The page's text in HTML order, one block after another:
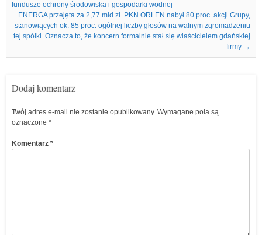
fundusze ochrony środowiska i gospodarki wodnej
ENERGA przejęta za 2,77 mld zł. PKN ORLEN nabył 80 proc. akcji Grupy,
stanowiących ok. 85 proc. ogólnej liczby głosów na walnym zgromadzeniu
tej spółki. Oznacza to, że koncern formalnie stał się właścicielem gdańskiej
firmy →
Dodaj komentarz
Twój adres e-mail nie zostanie opublikowany. Wymagane pola są
oznaczone *
Komentarz *